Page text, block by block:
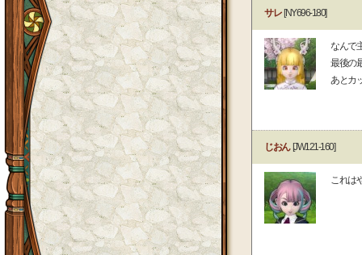
サレ[NY696-180]
なんで
最後の
あとカ
じおん[JW121-160]
これは